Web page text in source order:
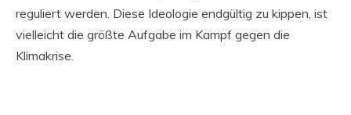
reguliert werden. Diese Ideologie endgültig zu kippen, ist
vielleicht die größte Aufgabe im Kampf gegen die
Klimakrise.